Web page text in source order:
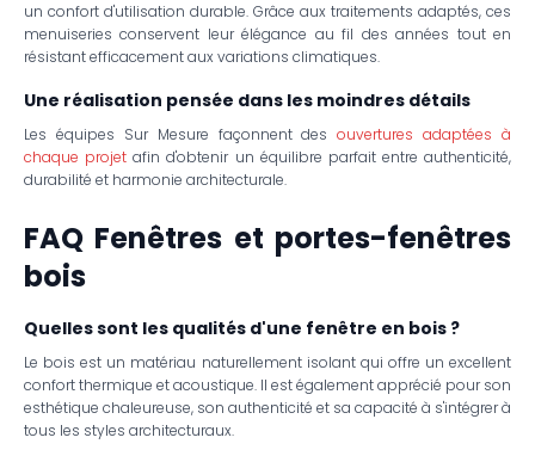
un confort d'utilisation durable. Grâce aux traitements adaptés, ces
menuiseries conservent leur élégance au fil des années tout en
résistant efficacement aux variations climatiques.
Une réalisation pensée dans les moindres détails
Les équipes Sur Mesure façonnent desouvertures adaptées à
chaque projet afin d'obtenir un équilibre parfait entre authenticité,
durabilité et harmonie architecturale.
FAQ Fenêtres et portes-fenêtres
bois
Quelles sont les qualités d'une fenêtre en bois ?
Le bois est un matériau naturellement isolant qui offre un excellent
confort thermique et acoustique. Il est également apprécié pour son
esthétique chaleureuse, son authenticité et sa capacité à s'intégrer à
tous les styles architecturaux.